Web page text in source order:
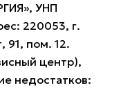
УНП
220053, г.
91, пом. 12.
центр),
недостатков: